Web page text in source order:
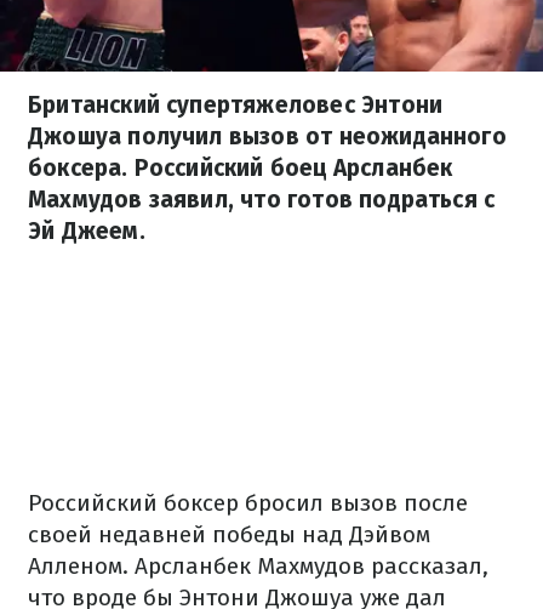
Британский супертяжеловес Энтони
Джошуа получил вызов от неожиданного
боксера. Российский боец Арсланбек
Махмудов заявил, что готов подраться с
Эй Джеем.
Российский боксер бросил вызов после
своей недавней победы над Дэйвом
Алленом. Арсланбек Махмудов рассказал,
что вроде бы Энтони Джошуа уже дал